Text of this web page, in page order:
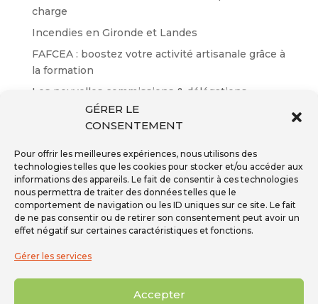
GÉRER LE
CONSENTEMENT
Pour offrir les meilleures expériences, nous utilisons des
technologies telles que les cookies pour stocker et/ou accéder aux
informations des appareils. Le fait de consentir à ces technologies
nous permettra de traiter des données telles que le
comportement de navigation ou les ID uniques sur ce site. Le fait
de ne pas consentir ou de retirer son consentement peut avoir un
effet négatif sur certaines caractéristiques et fonctions.
Gérer les services
Accepter
charge
Incendies en Gironde et Landes
FAFCEA : boostez votre activité artisanale grâce à
la formation
Les nouvelles commissions & délégations
Résultats des certifications EP n°65
Inscription à la newsletter
Téléphone - 01 59 08 04 04
Mail -secretariat@ffpmi.eu